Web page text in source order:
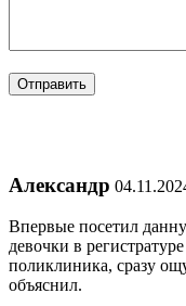
Александр
Впервые посетил
девочки в
поликлиника, сразу
объяснил.